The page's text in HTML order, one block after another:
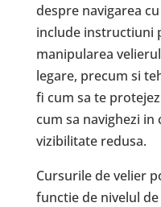
despre navigarea
include instructiuni
manipularea
legare, precum si
fi cum sa te
cum sa navighezi in
vizibilitate redusa.
Cursurile de velier
functie de nivelul